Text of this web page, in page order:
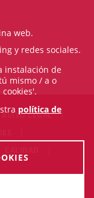
AVISO LEGAL
de l'Advocacia
web.
y redes sociales.
instalación de
mismo / a o
política de